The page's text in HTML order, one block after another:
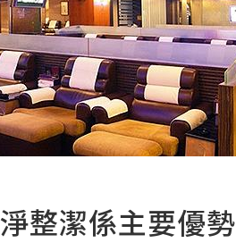
整潔係主要優勢